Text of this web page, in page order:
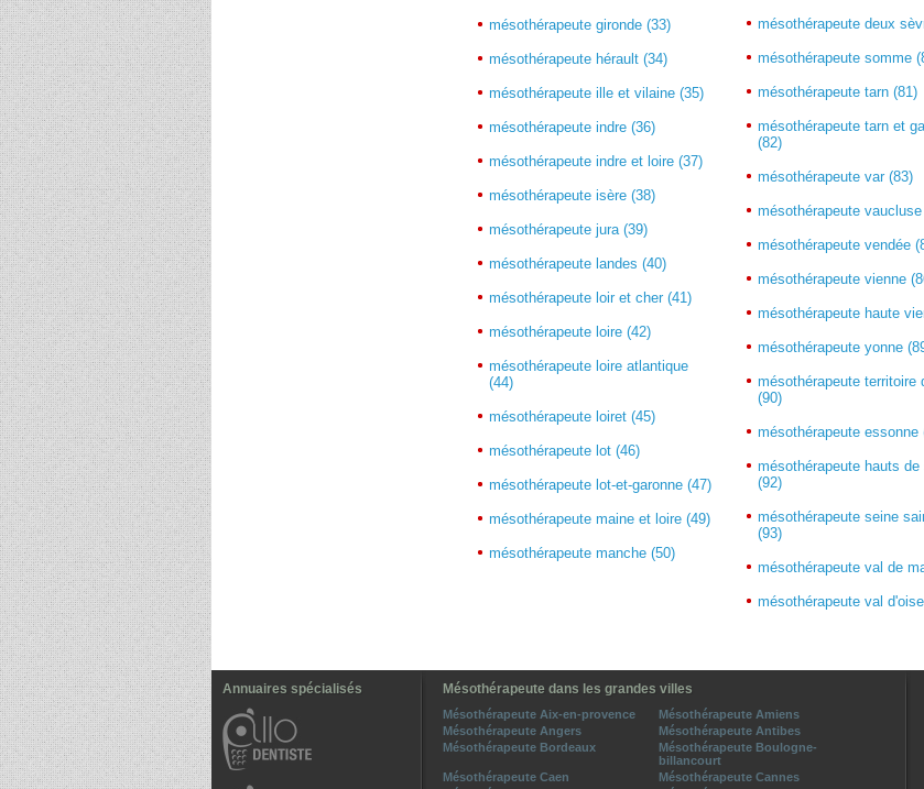
mésothérapeute gironde (33)
mésothérapeute hérault (34)
mésothérapeute ille et vilaine (35)
mésothérapeute indre (36)
mésothérapeute indre et loire (37)
mésothérapeute isère (38)
mésothérapeute jura (39)
mésothérapeute landes (40)
mésothérapeute loir et cher (41)
mésothérapeute loire (42)
mésothérapeute loire atlantique
(44)
mésothérapeute loiret (45)
mésothérapeute lot (46)
mésothérapeute lot-et-garonne (47)
mésothérapeute maine et loire (49)
mésothérapeute manche (50)
mésothérapeute deux
mésothérapeute somme
mésothérapeute tarn (81)
mésothérapeute tarn et
(82)
mésothérapeute var (83)
mésothérapeute
mésothérapeute vendée
mésothérapeute vienne
mésothérapeute haute
mésothérapeute yonne
mésothérapeute territoire
(90)
mésothérapeute essonne
mésothérapeute hauts de
(92)
mésothérapeute seine
(93)
mésothérapeute val de
mésothérapeute val
Annuaires spécialisés Mésothérapeute dans les grandes villes
Mésothérapeute Aix-en-provence
Mésothérapeute Amiens
Mésothérapeute Angers
Mésothérapeute Antibes
Mésothérapeute Bordeaux
Mésothérapeute Boulogne-
billancourt
Mésothérapeute Caen
Mésothérapeute Cannes